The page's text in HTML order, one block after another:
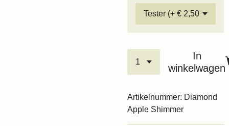
In
winkelwagen
Artikelnummer: Diamond
Apple Shimmer